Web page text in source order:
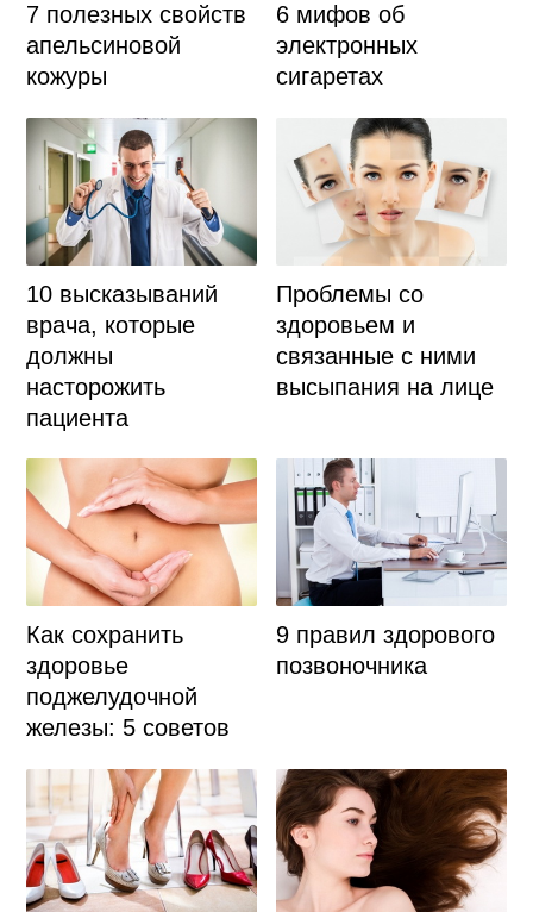
7 полезных свойств
апельсиновой
кожуры
6 мифов об
электронных
сигаретах
10 высказываний
врача, которые
должны
насторожить
пациента
Проблемы со
здоровьем и
связанные с ними
высыпания на лице
Как сохранить
здоровье
поджелудочной
железы: 5 советов
9 правил здорового
позвоночника